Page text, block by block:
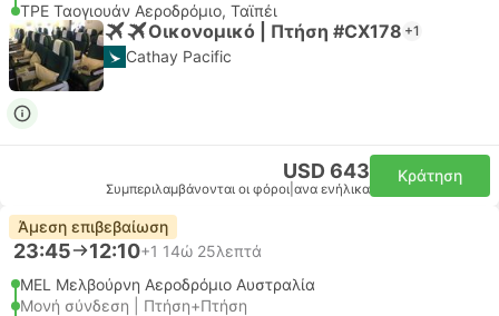
TPE Ταογιουάν Αεροδρόμιο, Ταϊπέι
Οικονομικό | Πτήση #CX178 +1
Cathay Pacific
USD 643
Συμπεριλαμβάνονται οι φόροι ανα ενήλικα
Κράτηση
Άμεση επιβεβαίωση
23:45 12:10+1 14ώ 25λεπτά
MEL Μελβούρνη Αεροδρόμιο Αυστραλία
Μονή σύνδεση | Πτήση+Πτήση